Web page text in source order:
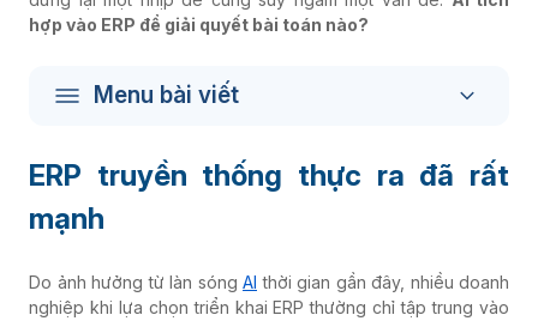
hợp vào ERP để giải quyết bài toán nào?
Menu bài viết
ERP truyền thống thực ra đã rất
mạnh
Do ảnh hưởng từ làn sóng AI thời gian gần đây, nhiều doanh
nghiệp khi lựa chọn triển khai ERP thường chỉ tập trung vào